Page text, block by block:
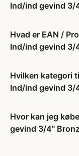
Ind/ind gevind 3/
Hvad er EAN /
Ind/ind gevind 3/
Hvilken kategori
Ind/ind gevind 3/
Hvor kan jeg
gevind 3/4"